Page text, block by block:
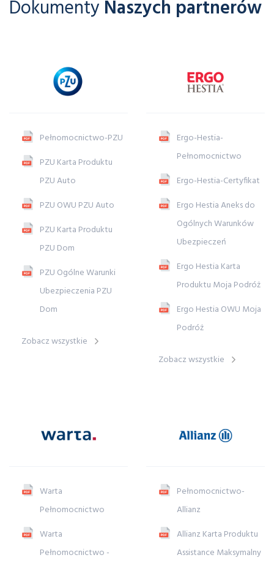
Dokumenty Naszych partnerów
Pełnomocnictwo-PZU
PZU Karta Produktu
PZU Auto
PZU OWU PZU Auto
PZU Karta Produktu
PZU Dom
PZU Ogólne Warunki
Ubezpieczenia PZU
Dom
Zobacz wszystkie
Ergo-Hestia-
Pełnomocnictwo
Ergo-Hestia-Certyfikat
Ergo Hestia Aneks do
Ogólnych Warunków
Ubezpieczeń
Ergo Hestia Karta
Produktu Moja Podróż
Ergo Hestia OWU Moja
Podróż
Zobacz wszystkie
Warta
Pełnomocnictwo
Warta
Pełnomocnictwo -
Pełnomocnictwo-
Allianz
Allianz Karta Produktu
Assistance Maksymalny